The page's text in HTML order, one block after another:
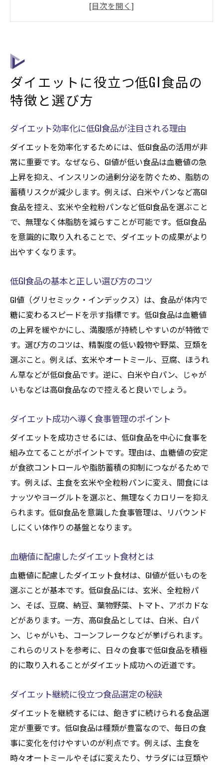
低GI食品がダイエット成功を導く理由とは
ダイエット中に低GI食品が支持される根拠
低GI食品でリバウンドを防ぐ方法を解説
ダイエット効果を高める食事管理の実践法
脂肪蓄積を抑える低GI食品の活用術
低GI食品がもたらすダイエットの健康効果
GI値とは何かを知りダイエットを効率化
ダイエットに不可欠なGI値の正しい理解
GI値がダイエットに与える具体的な影響
低GI食品と高GI食品の違いを徹底解説
血糖値安定がもたらすダイエット効果
ダイエット初心者が知るべきGI値の基礎
低GIと高GI食品リストで賢く食事管理
ダイエットに役立つ低GI食品リストの活用
術
高GI食品を避ける食事管理のコツ
低GI・高GI食品の特徴と具体的な比較
リストを活用した賢いダイエット習慣作り
食事管理に役立つ低GI食品の選び方
健康的なダイエットを叶える低GI食品のポイン
ト
ダイエット成功に導く低GI食品の活用ポイ
ント
健康志向のダイエットには低GI食品が最適
ダイエット習慣に低GI食品を取り入れるコ
血糖値管理に役立つダイエット食の工夫
低GI食品を活かした健康的な食事法
ダイエット中に選びたい低GI食品一覧
ダイエットに最適な低GI食品の具体例
低GI食品一覧で食事メニューを考える
ダイエット継続を助ける低GI食品の選定術
日常で取り入れやすい低GI食品を紹介
低GI食品でリバウンドしにくい体を目指す方法
ダイエット中のリバウンド対策と低GI食品
ダイエットに役立つ低GI食品の
特徴と選び方
ダイエット効率化に低GI食品が注目される理由
ダイエットを効率化するためには、低GI食品の活用が非
常に重要です。なぜなら、GI値が低い食品は血糖値の急
上昇を抑え、インスリンの過剰分泌を防ぐため、脂肪の
蓄積リスクが減少します。例えば、白米やパンなど高GI
食品を控え、玄米や全粒粉パンなど低GI食品を選ぶこと
で、無理なく体脂肪を減らすことが可能です。低GI食品
を意識的に取り入れることで、ダイエットの成果がより
出やすくなります。
低GI食品の基本と正しい選び方のコツ
GI値（グリセミック・インデックス）は、食品が体内で
糖に変わるスピードを示す指標です。低GI食品は血糖値
の上昇を緩やかにし、満腹感が持続しやすいのが特徴で
す。選び方のコツは、精製度の低い穀物や野菜、豆類を
選ぶこと。例えば、玄米やオートミール、豆腐、ほうれ
ん草などが低GI食品です。逆に、白米や白パン、じゃが
いもなどは高GI食品なので控えると良いでしょう。
ダイエット成功へ導く食事管理のポイント
ダイエットを成功させるには、低GI食品を中心に食事を
組み立てることがポイントです。理由は、血糖値の安定
が食欲コントロールや脂肪蓄積の抑制につながるためで
す。例えば、主食を玄米や全粒粉パンに変え、間食には
ナッツやヨーグルトを選ぶと、無理なくカロリーを抑え
られます。低GI食品を意識した食事管理は、リバウンド
しにくい体作りの基盤となります。
血糖値に配慮したダイエット食材とは
血糖値に配慮したダイエット食材は、GI値が低いものを
選ぶことが基本です。低GI食品には、玄米、全粒粉パ
ン、そば、豆腐、納豆、葉物野菜、トマト、アボカドな
どがあります。一方、高GI食品としては、白米、白パ
ン、じゃがいも、コーンフレークなどが挙げられます。
これらのリストを参考に、日々の食事で低GI食品を積極
的に取り入れることがダイエット成功への近道です。
ダイエット継続に役立つ食品選定の秘訣
ダイエットを継続するには、飽きずに続けられる食品選
定が重要です。低GI食品は種類が豊富なので、毎日の食
事に変化を付けやすいのが利点です。例えば、主食を
時々オートミールやそばに変えたり、サラダには豆類や